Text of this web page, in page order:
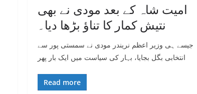
امیت شاہ کے بعد مودی نے بھی
نتیش کمار کا تناؤ بڑھا دیا۔
جیسے ہی وزیر اعظم نریندر مودی نے سمستی پور سے
انتخابی بگل بجایا، بہار کی سیاست میں ایک بار پھر
Read more